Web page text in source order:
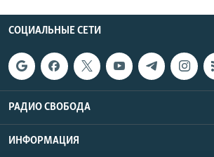
СОЦИАЛЬНЫЕ СЕТИ
РАДИО СВОБОДА
ИНФОРМАЦИЯ